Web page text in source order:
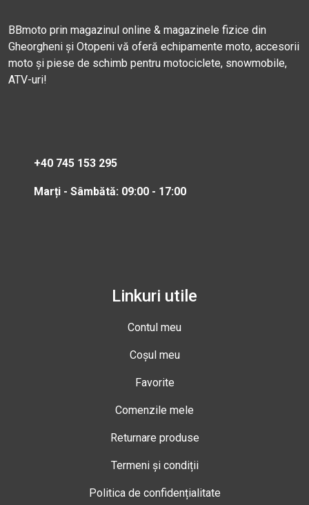
BBmoto prin magazinul online & magazinele fizice din
Gheorgheni și Otopeni vă oferă echipamente moto, accesorii
moto și piese de schimb pentru motociclete, snowmobile,
ATV-uri!
+40 745 153 295
Marți - Sâmbătă: 09:00 - 17:00
Linkuri utile
Contul meu
Coșul meu
Favorite
Comenzile mele
Returnare produse
Termeni și condiții
Politica de confidențialitate